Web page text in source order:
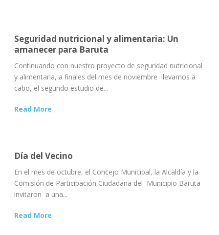
Seguridad nutricional y alimentaria: Un
amanecer para Baruta
Continuando con nuestro proyecto de seguridad nutricional
y alimentaria, a finales del mes de noviembre llevamos a
cabo, el segundo estudio de...
Read More
Día del Vecino
En el mes de octubre, el Concejo Municipal, la Alcaldía y la
Comisión de Participación Ciudadana del Municipio Baruta
invitaron a una...
Read More